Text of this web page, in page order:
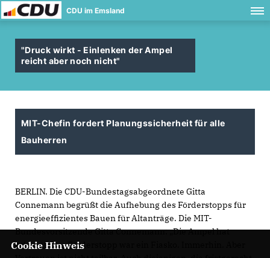
CDU im Emsland
"Druck wirkt - Einlenken der Ampel
reicht aber noch nicht"
MIT-Chefin fordert Planungssicherheit für alle
Bauherren
BERLIN. Die CDU-Bundestagsabgeordnete Gitta
Connemann begrüßt die Aufhebung des Förderstopps für
energieeffizientes Bauen für Altanträge. Die MIT-
Bundesvorsitzende Gitta Connemann: „Die Ampel hat
erkannt: Der Förderstopp war ein Fiasko. Immerhin. Aber
Cookie Hinweis